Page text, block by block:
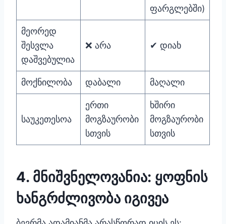
ფარგლებში)
მეორედ
შესვლა
დაშვებულია
❌ არა ✔ დიახ
მოქნილობა დაბალი მაღალი
საუკეთესოა
ერთი
მოგზაურობი
სთვის
ხშირი
მოგზაურობი
სთვის
4. მნიშვნელოვანია: ყოფნის
ხანგრძლივობა იგივეა